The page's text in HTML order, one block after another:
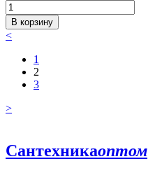
В корзину
<
1
2
3
>
Сантехникаоптом